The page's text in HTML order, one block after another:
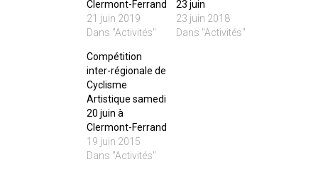
Clermont-Ferrand
21 juin 2019
Dans "Activités"
23 juin
23 juin 2018
Dans "Activités"
Compétition
inter-régionale de
Cyclisme
Artistique samedi
20 juin à
Clermont-Ferrand
19 juin 2015
Dans "Activités"